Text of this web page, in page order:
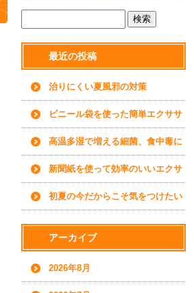
最近の投稿
治りにくい夏風邪の対策
ビニール袋を使った簡単エクササ
イズ
高温多湿で増える細菌、食中毒に
ご用心
新聞紙を使って効率のいいエクサ
サイズを
初夏の今だからこそ気をつけたい
水分補給について
アーカイブ
2026年8月